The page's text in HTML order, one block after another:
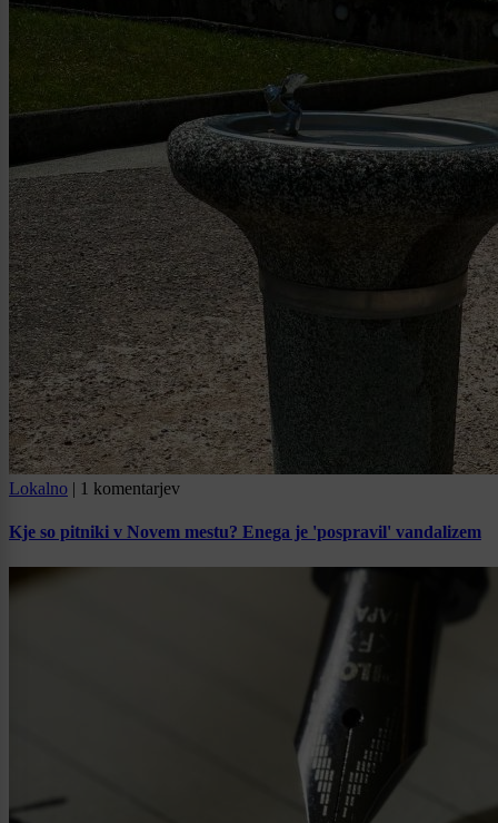
Lokalno | 1 komentarjev
Kje so pitniki v Novem mestu? Enega je 'pospravil' vandalizem